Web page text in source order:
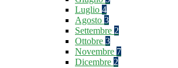
Luglio 4
Agosto 3
Settembre 2
Ottobre 3
Novembre 7
Dicembre 2